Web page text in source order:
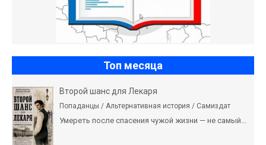
Топ месяца
Второй шанс для Лекаря
Попаданцы / Альтернативная история / Самиздат
Умереть после спасения чужой жизни — не самый...